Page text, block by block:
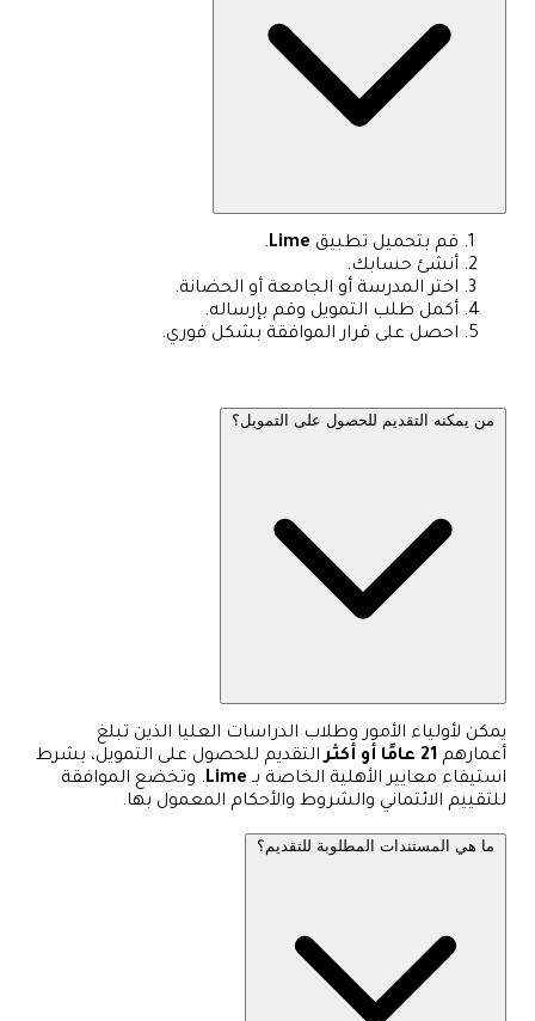
قم بتحميل تطبيق Lime
.
أنشئ حسابك.
اختر المدرسة أو الجامعة أو الحضانة.
أكمل طلب التمويل وقم بإرساله.
احصل على قرار الموافقة بشكل فوري.
من يمكنه التقديم للحصول على التمويل؟
يمكن لأولياء الأمور وطلاب الدراسات العليا الذين تبلغ
أعمارهم 21 عامًا أو أكثر
التقديم للحصول على التمويل، بشرط
استيفاء معايير الأهلية الخاصة بـ Lime. وتخضع الموافقة
للتقييم الائتماني والشروط والأحكام المعمول بها.
ما هي المستندات المطلوبة للتقديم؟